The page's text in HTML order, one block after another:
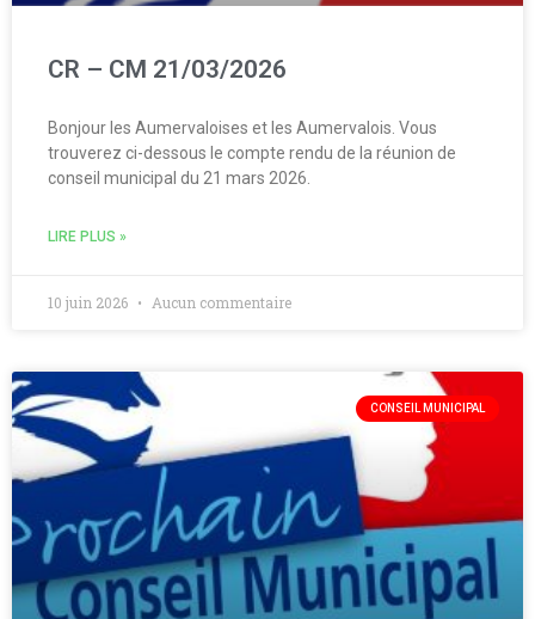
CR – CM 21/03/2026
Bonjour les Aumervaloises et les Aumervalois. Vous
trouverez ci-dessous le compte rendu de la réunion de
conseil municipal du 21 mars 2026.
LIRE PLUS »
10 juin 2026 Aucun commentaire
CONSEIL MUNICIPAL